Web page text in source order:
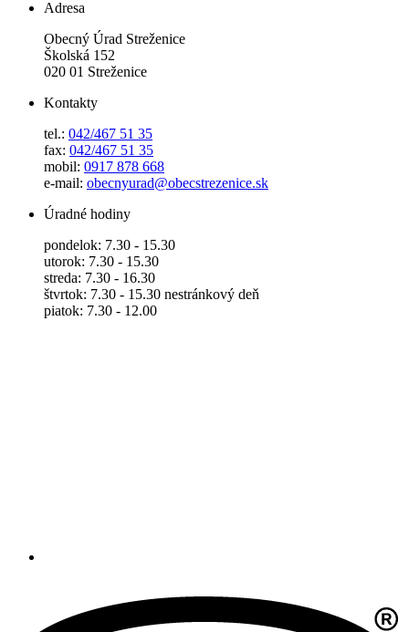
Adresa
Obecný Úrad Streženice
Školská 152
020 01 Streženice
Kontakty
tel.: 042/467 51 35
fax: 042/467 51 35
mobil: 0917 878 668
e-mail: obecnyurad@obecstrezenice.sk
Úradné hodiny
pondelok: 7.30 - 15.30
utorok: 7.30 - 15.30
streda: 7.30 - 16.30
štvrtok: 7.30 - 15.30 nestránkový deň
piatok: 7.30 - 12.00